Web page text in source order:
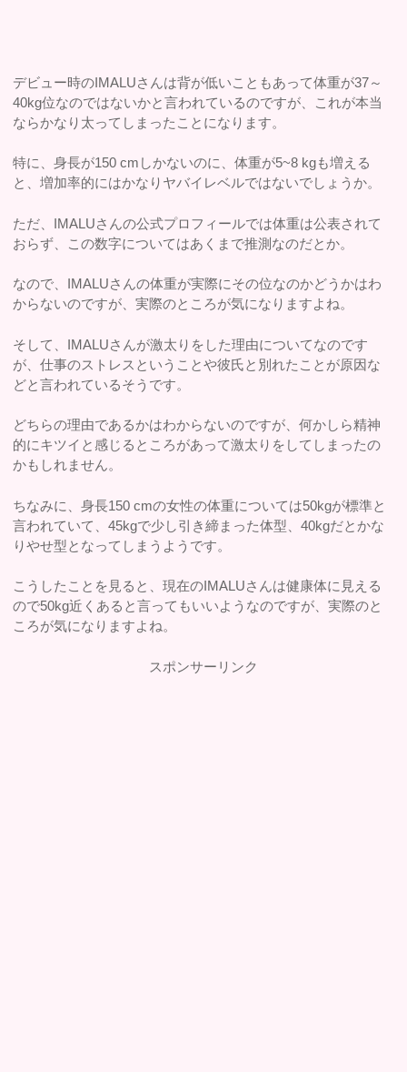
デビュー時のIMALUさんは背が低いこともあって体重が37～
40kg位なのではないかと言われているのですが、これが本当
ならかなり太ってしまったことになります。
特に、身長が150 cmしかないのに、体重が5~8 kgも増える
と、増加率的にはかなりヤバイレベルではないでしょうか。
ただ、IMALUさんの公式プロフィールでは体重は公表されて
おらず、この数字についてはあくまで推測なのだとか。
なので、IMALUさんの体重が実際にその位なのかどうかはわ
からないのですが、実際のところが気になりますよね。
そして、IMALUさんが激太りをした理由についてなのです
が、仕事のストレスということや彼氏と別れたことが原因な
どと言われているそうです。
どちらの理由であるかはわからないのですが、何かしら精神
的にキツイと感じるところがあって激太りをしてしまったの
かもしれません。
ちなみに、身長150 cmの女性の体重については50kgが標準と
言われていて、45kgで少し引き締まった体型、40kgだとかな
りやせ型となってしまうようです。
こうしたことを見ると、現在のIMALUさんは健康体に見える
ので50kg近くあると言ってもいいようなのですが、実際のと
ころが気になりますよね。
スポンサーリンク